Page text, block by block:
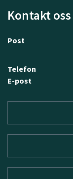
Kontakt oss
Post
Telefon
E-post